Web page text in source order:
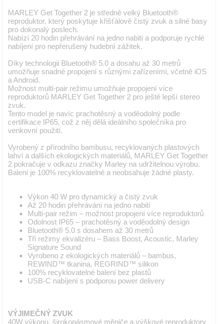
MARLEY Get Together 2 je středně velký Bluetooth®
reproduktor, který poskytuje křišťálově čistý zvuk a silné basy
pro dokonalý poslech.
Nabízí 20 hodin přehrávání na jedno nabití a podporuje rychlé
nabíjení pro nepřerušený hudební zážitek.
Díky technologii Bluetooth® 5.0 a dosahu až 30 metrů
umožňuje snadné propojení s různými zařízeními, včetně iOS
a Android.
Možnost multi-pair režimu umožňuje propojení více
reproduktorů MARLEY Get Together 2 pro ještě lepší stereo
zvuk.
Tento model je navíc prachotěsný a voděodolný podle
certifikace IP65, což z něj dělá ideálního společníka pro
venkovní použití.
Vyrobený z přírodního bambusu, recyklovaných plastových
lahví a dalších ekologických materiálů, MARLEY Get Together
2 pokračuje v odkazu značky Marley na udržitelnou výrobu.
Balení je 100% recyklovatelné a neobsahuje žádné plasty.
Výkon 40 W pro dynamický a čistý zvuk
Až 20 hodin přehrávání na jedno nabití
Multi-pair režim – možnost propojení více reproduktorů
Odolnost IP65 – prachotěsný a voděodolný design
Bluetooth® 5.0 s dosahem až 30 metrů
Tři režimy ekvalizéru – Bass Boost, Acoustic, Marley
Signature Sound
Vyrobeno z ekologických materiálů – bambus,
REWIND™ tkanina, REGRIND™ silikon
100% recyklovatelné balení bez plastů
USB-C nabíjení s podporou power delivery
VÝJIMEČNÝ ZVUK
40W výkonu, širokopásmové měniče a výškové reproduktory